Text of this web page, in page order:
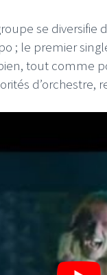
se diversifie
; le premier
tout comme
d’orchestre,